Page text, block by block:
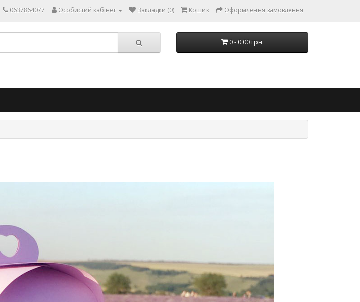
0637864077 Особистий кабінет Закладки (0) Кошик Оформлення замовлення
0 - 0.00 грн.